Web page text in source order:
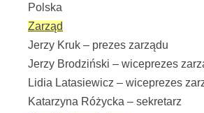
Polska
Zarząd
Jerzy Kruk – prezes zarządu
Jerzy Brodziński – wiceprezes
Lidia Latasiewicz – wiceprezes
Katarzyna Różycka – sekretarz